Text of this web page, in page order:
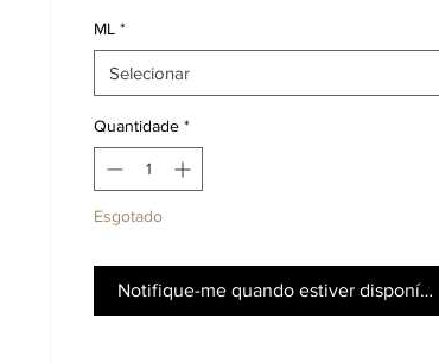
ML *
Selecionar
Quantidade *
Esgotado
Notifique-me quando estiver disponível